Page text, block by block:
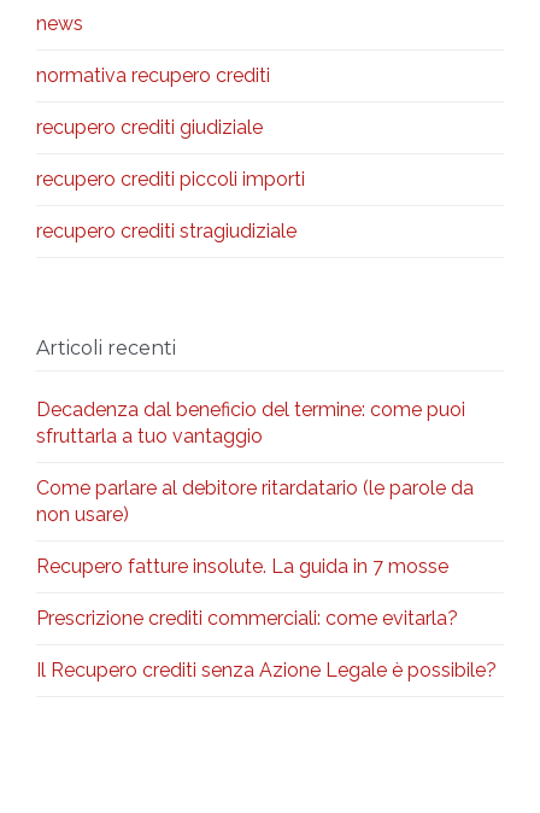
news
normativa recupero crediti
recupero crediti giudiziale
recupero crediti piccoli importi
recupero crediti stragiudiziale
Articoli recenti
Decadenza dal beneficio del termine: come puoi
sfruttarla a tuo vantaggio
Come parlare al debitore ritardatario (le parole da
non usare)
Recupero fatture insolute. La guida in 7 mosse
Prescrizione crediti commerciali: come evitarla?
Il Recupero crediti senza Azione Legale è possibile?